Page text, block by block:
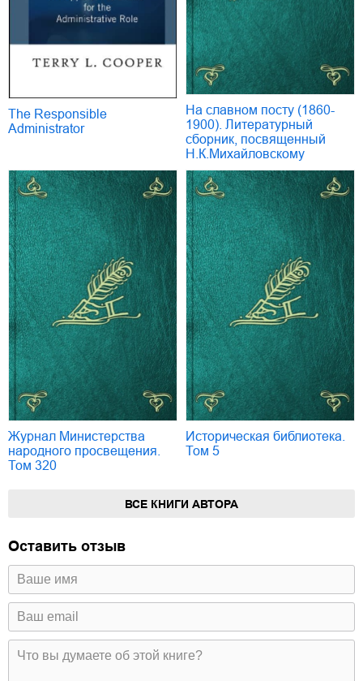
The Responsible
Administrator
На славном посту (1860-
1900). Литературный
сборник, посвященный
Н.К.Михайловскому
Журнал Министерства
народного просвещения.
Том 320
Историческая библиотека.
Том 5
ВСЕ КНИГИ АВТОРА
Оставить отзыв